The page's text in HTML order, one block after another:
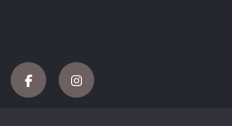
Facebook